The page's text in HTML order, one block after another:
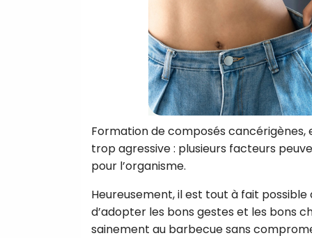
Formation de composés cancérigènes,
trop agressive : plusieurs facteurs
pour l’organisme.
Heureusement, il est tout à fait
d’adopter les bons gestes et les bons
sainement au barbecue sans